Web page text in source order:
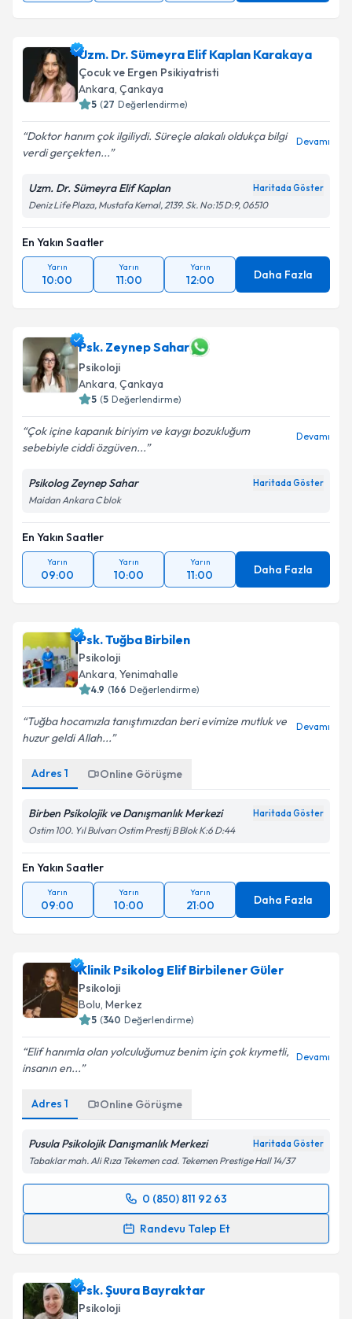
Uzm. Dr. Sümeyra Elif Kaplan Karakaya
Çocuk ve Ergen Psikiyatristi
Ankara, Çankaya
5 (27 Değerlendirme)
Doktor hanım çok ilgiliydi. Süreçle alakalı oldukça bilgi
verdi gerçekten...
Devamı
Uzm. Dr. Sümeyra Elif Kaplan Haritada Göster
Deniz Life Plaza, Mustafa Kemal, 2139. Sk. No:15 D:9, 06510
En Yakın Saatler
Yarın
10:00
Yarın
11:00
Yarın
12:00 Daha Fazla
Psk. Zeynep Sahar
Psikoloji
Ankara, Çankaya
5 (5 Değerlendirme)
Çok içine kapanık biriyim ve kaygı bozukluğum
sebebiyle ciddi özgüven...
Devamı
Psikolog Zeynep Sahar Haritada Göster
Maidan Ankara C blok
En Yakın Saatler
Yarın
09:00
Yarın
10:00
Yarın
11:00 Daha Fazla
Psk. Tuğba Birbilen
Psikoloji
Ankara, Yenimahalle
4.9 (166 Değerlendirme)
Tuğba hocamızla tanıştımızdan beri evimize mutluk ve
huzur geldi Allah...
Devamı
Adres 1 Online Görüşme
Birben Psikolojik ve Danışmanlık Merkezi Haritada Göster
Ostim 100. Yıl Bulvarı Ostim Prestij B Blok K:6 D:44
En Yakın Saatler
Yarın
09:00
Yarın
10:00
Yarın
21:00 Daha Fazla
Klinik Psikolog Elif Birbilener Güler
Psikoloji
Bolu, Merkez
5 (340 Değerlendirme)
Elif hanımla olan yolculuğumuz benim için çok kıymetli,
insanın en...
Devamı
Adres 1 Online Görüşme
Pusula Psikolojik Danışmanlık Merkezi Haritada Göster
Tabaklar mah. Ali Rıza Tekemen cad. Tekemen Prestige Hall 14/37
0 (850) 811 92 63
Randevu Talep Et
Randevu Takvimi Talebi
almanız için bir takvim hazırlandığında e-posta ile
bilgilendireceğiz.
Psk. Şuura Bayraktar
Psikoloji